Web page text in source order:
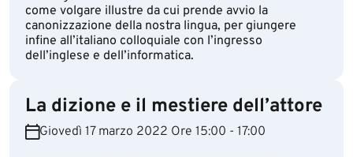
come volgare illustre da cui prende avvio la
canonizzazione della nostra lingua, per giungere
infine all’italiano colloquiale con l’ingresso
dell’inglese e dell’informatica.
La dizione e il mestiere dell’attore
Giovedì 17 marzo 2022 Ore 15:00 - 17:00